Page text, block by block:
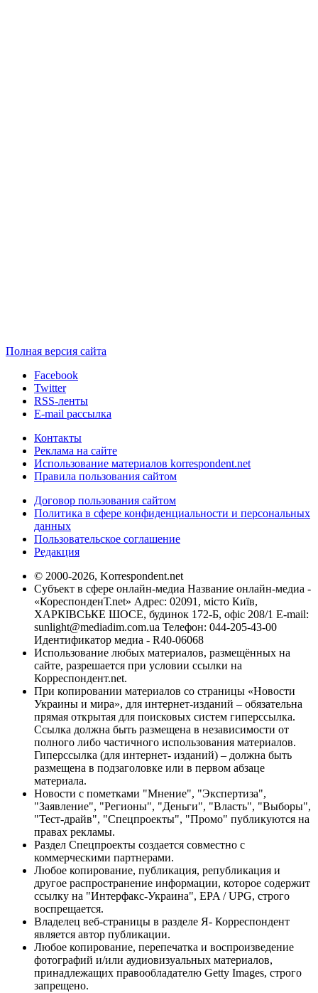
Полная версия сайта
Facebook
Twitter
RSS-ленты
E-mail рассылка
Контакты
Реклама на сайте
Использование материалов korrespondent.net
Правила пользования сайтом
Договор пользования сайтом
Политика в сфере конфиденциальности и персональных
данных
Пользовательское соглашение
Редакция
© 2000-2026, Korrespondent.net
Субъект в сфере онлайн-медиа Название онлайн-медиа -
«КореспонденТ.net» Адрес: 02091, місто Київ,
ХАРКІВСЬКЕ ШОСЕ, будинок 172-Б, офіс 208/1 E-mail:
sunlight@mediadim.com.ua Телефон: 044-205-43-00
Идентификатор медиа - R40-06068
Использование любых материалов, размещённых на
сайте, разрешается при условии ссылки на
Корреспондент.net.
При копировании материалов со страницы «Новости
Украины и мира», для интернет-изданий – обязательна
прямая открытая для поисковых систем гиперссылка.
Ссылка должна быть размещена в независимости от
полного либо частичного использования материалов.
Гиперссылка (для интернет- изданий) – должна быть
размещена в подзаголовке или в первом абзаце
материала.
Новости с пометками "Мнение", "Экспертиза",
"Заявление", "Регионы", "Деньги", "Власть", "Выборы",
"Тест-драйв", "Спецпроекты", "Промо" публикуются на
правах рекламы.
Раздел Спецпроекты создается совместно с
коммерческими партнерами.
Любое копирование, публикация, републикация и
другое распространение информации, которое содержит
ссылку на "Интерфакс-Украина", EPA / UPG, строго
воспрещается.
Владелец веб-страницы в разделе Я- Корреспондент
является автор публикации.
Любое копирование, перепечатка и воспроизведение
фотографий и/или аудиовизуальных материалов,
принадлежащих правообладателю Getty Images, строго
запрещено.